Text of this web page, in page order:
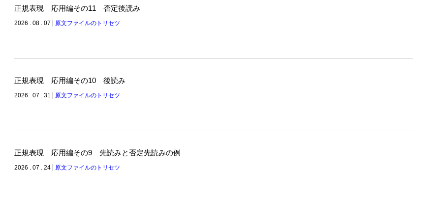
正規表現 応用編その11 否定後読み
2026 . 08 . 07 原文ファイルのトリセツ
正規表現 応用編その10 後読み
2026 . 07 . 31 原文ファイルのトリセツ
正規表現 応用編その9 先読みと否定先読みの例
2026 . 07 . 24 原文ファイルのトリセツ